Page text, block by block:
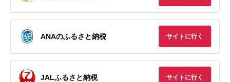
ANAのふるさと納税 サイトに行く
JALふるさと納税 サイトに行く